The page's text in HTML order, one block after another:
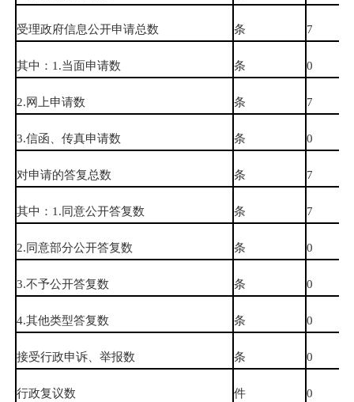
受理政府信息公开申请总数 条 7
其中：1.当面申请数 条 0
2.网上申请数 条 7
3.信函、传真申请数 条 0
对申请的答复总数 条 7
其中：1.同意公开答复数 条 7
2.同意部分公开答复数 条 0
3.不予公开答复数 条 0
4.其他类型答复数 条 0
接受行政申诉、举报数 条 0
行政复议数 件 0